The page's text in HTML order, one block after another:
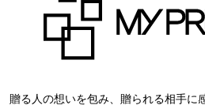
贈る人の想いを包み、贈られる相手に